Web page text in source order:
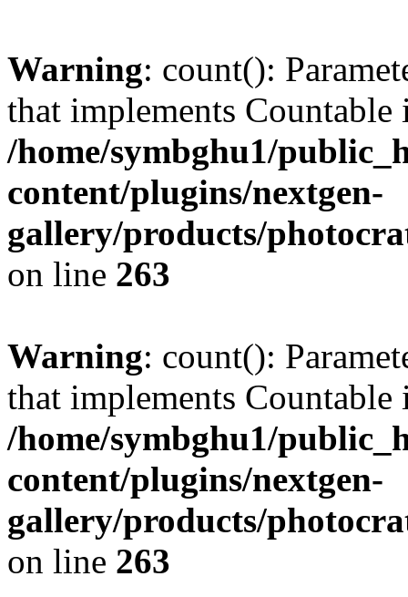
Warning: count():
that implements Countable
/home/symbghu1/
content/plugins/nextgen-
gallery/products/
on line 263
Warning: count():
that implements Countable
/home/symbghu1/
content/plugins/nextgen-
gallery/products/
on line 263